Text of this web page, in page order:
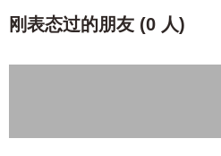
刚表态过的朋友 (0 人)